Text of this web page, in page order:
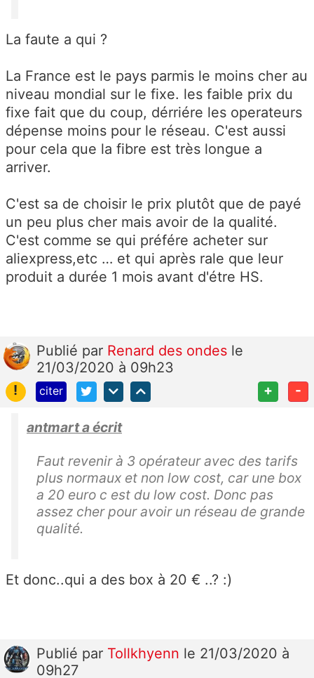
La faute a qui ?
La France est le pays parmis le moins cher au
niveau mondial sur le fixe. les faible prix du
fixe fait que du coup, dérriére les operateurs
dépense moins pour le réseau. C'est aussi
pour cela que la fibre est très longue a
arriver.
C'est sa de choisir le prix plutôt que de payé
un peu plus cher mais avoir de la qualité.
C'est comme se qui préfére acheter sur
aliexpress,etc … et qui après rale que leur
produit a durée 1 mois avant d'étre HS.
Publié par Renard des ondes le
21/03/2020 à 09h23
!
citer + -
antmart a écrit
Faut revenir à 3 opérateur avec des tarifs
plus normaux et non low cost, car une box
a 20 euro c est du low cost. Donc pas
assez cher pour avoir un réseau de grande
qualité.
Et donc..qui a des box à 20 € ..? :)
Publié par Tollkhyenn le 21/03/2020 à
09h27